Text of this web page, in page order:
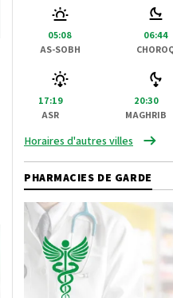
05:08
AS-SOBH
06:44
17:19
ASR
20:30
MAGHRIB
Horaires d'autres villes
PHARMACIES DE GARDE